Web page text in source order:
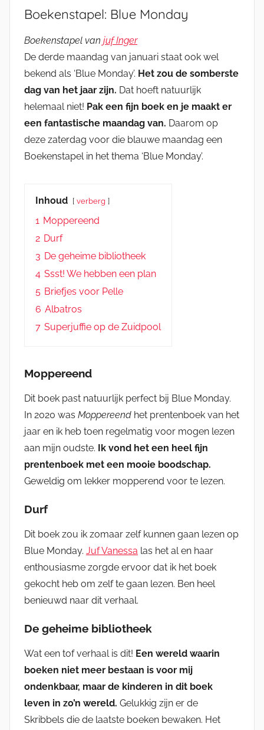
Boekenstapel: Blue Monday
Boekenstapel van juf Inger
De derde maandag van januari staat ook wel
bekend als ‘Blue Monday’. Het zou de somberste
dag van het jaar zijn. Dat hoeft natuurlijk
helemaal niet! Pak een fijn boek en je maakt er
een fantastische maandag van. Daarom op
deze zaterdag voor die blauwe maandag een
Boekenstapel in het thema ‘Blue Monday’.
Inhoud verberg
1 Moppereend
2 Durf
3 De geheime bibliotheek
4 Ssst! We hebben een plan
5 Briefjes voor Pelle
6 Albatros
7 Superjuffie op de Zuidpool
Moppereend
Dit boek past natuurlijk perfect bij Blue Monday.
In 2020 was Moppereend het prentenboek van het
jaar en ik heb toen regelmatig voor mogen lezen
aan mijn oudste.
Ik vond het een heel fijn
prentenboek met een mooie boodschap.
Geweldig om lekker mopperend voor te lezen.
Durf
Dit boek zou ik zomaar zelf kunnen gaan lezen op
Blue Monday. Juf Vanessa las het al en haar
enthousiasme zorgde ervoor dat ik het boek
gekocht heb om zelf te gaan lezen. Ben heel
benieuwd naar dit verhaal.
De geheime bibliotheek
Wat een tof verhaal is dit! Een wereld waarin
boeken niet meer bestaan is voor mij
ondenkbaar, maar de kinderen in dit boek
leven in zo’n wereld. Gelukkig zijn er de
Skribbels die de laatste boeken bewaken. Het